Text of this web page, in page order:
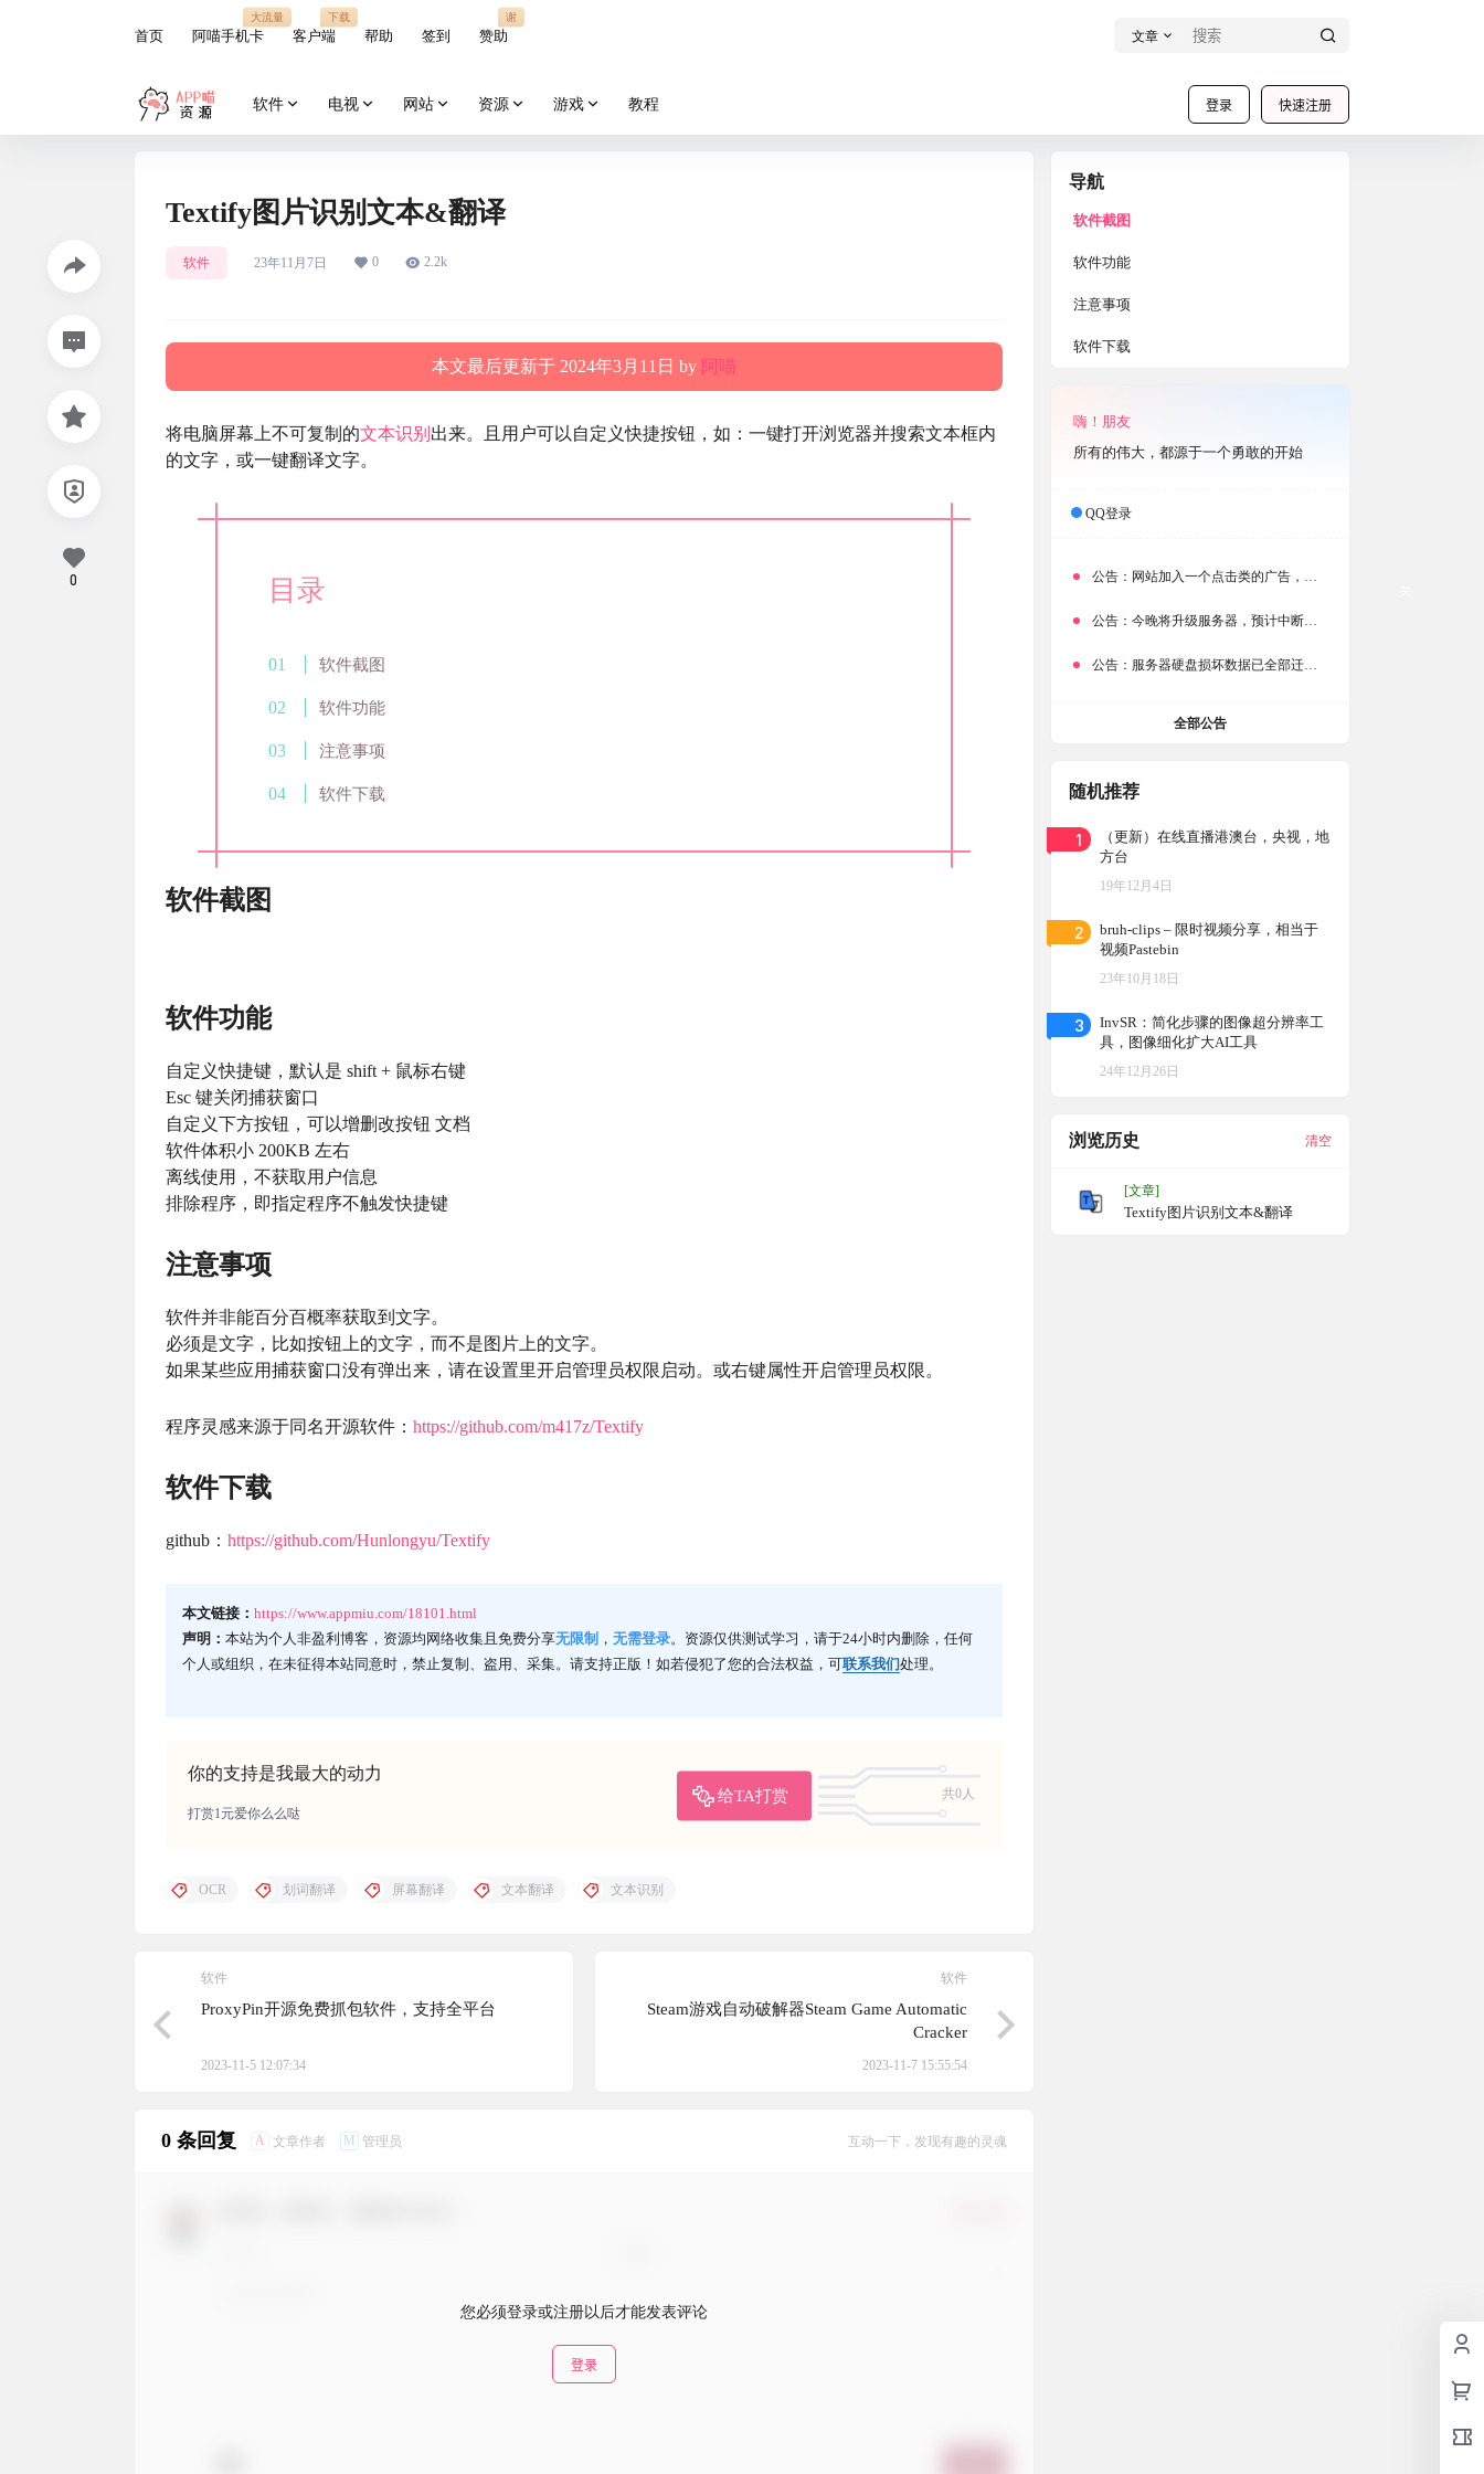
首页 阿喵手机卡
大流量
客户端
下载
帮助 签到 赞助
谢
文章
登录 快速注册
软件 电视 网站 资源 游戏 教程
Textify图片识别文本&翻译
软件 23年11月7日 0 2.2k
本文最后更新于 2024年3月11日 by 阿喵
将电脑屏幕上不可复制的文本识别 出来。且用户可以自定义快捷按钮，如：一键打开浏览器并搜索文本框内
的文字，或一键翻译文字。
目录
软件截图
软件功能
注意事项
软件下载
软件截图
软件功能
自定义快捷键，默认是 shift + 鼠标右键
Esc 键关闭捕获窗口
自定义下方按钮，可以增删改按钮 文档
软件体积小 200KB 左右
离线使用，不获取用户信息
排除程序，即指定程序不触发快捷键
注意事项
软件并非能百分百概率获取到文字。
必须是文字，比如按钮上的文字，而不是图片上的文字。
如果某些应用捕获窗口没有弹出来，请在设置里开启管理员权限启动。或右键属性开启管理员权限。
程序灵感来源于同名开源软件： https://github.com/m417z/Textify
软件下载
github： https://github.com/Hunlongyu/Textify
本文链接： https://www.appmiu.com/18101.html
声明： 本站为个人非盈利博客，资源均网络收集且免费分享无限制 ， 无需登录。资源仅供测试学习，请于24小时内删除，任何
个人或组织，在未征得本站同意时，禁止复制、盗用、采集。请支持正版！如若侵犯了您的合法权益，可联系我们处理。
你的支持是我最大的动力
给TA打赏
共0人
打赏1元爱你么么哒
0
OCR 划词翻译 屏幕翻译 文本翻译 文本识别
软件
ProxyPin开源免费抓包软件，支持全平台
2023-11-5 12:07:34
软件
Steam游戏自动破解器Steam Game Automatic
Cracker
2023-11-7 15:55:54
0 条回复 A 文章作者 M 管理员 互动一下，发现有趣的灵魂
您必须登录或注册以后才能发表评论
登录
导航
软件截图
软件功能
注意事项
软件下载
嗨！朋友
所有的伟大，都源于一个勇敢的开始
QQ登录
公告： 网站加入一个点击类的广告，大家点击下载按钮需要注意
公告： 今晚将升级服务器，预计中断时常为1分钟
公告： 服务器硬盘损坏数据已全部迁移备份，网站恢复完成！
全部公告
随机推荐
1
（更新）在线直播港澳台，央视，地
方台
19年12月4日
2
bruh-clips – 限时视频分享，相当于
视频Pastebin
23年10月18日
3
InvSR：简化步骤的图像超分辨率工
具，图像细化扩大AI工具
24年12月26日
浏览历史 清空
[文章]
Textify图片识别文本&翻译